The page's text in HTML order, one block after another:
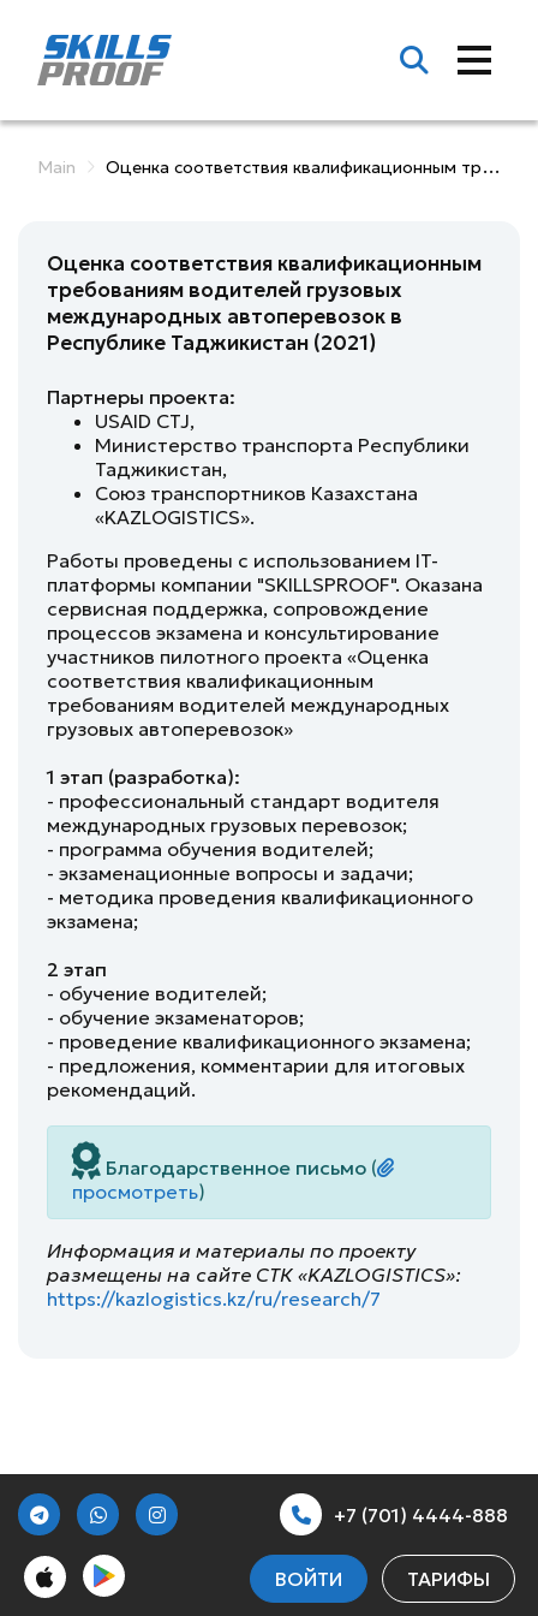
Main Оценка соответствия квалификационным требованиям водителей г...
Оценка соответствия квалификационным
требованиям водителей грузовых
международных автоперевозок в
Республике Таджикистан (2021)
Партнеры проекта:
USAID СTJ,
Министерство транспорта Республики
Таджикистан,
Союз транспортников Казахстана
«KAZLOGISTICS».
Работы проведены с использованием IT-
платформы компании "SKILLSPROOF". Оказана
сервисная поддержка, сопровождение
процессов экзамена и консультирование
участников пилотного проекта «Оценка
соответствия квалификационным
требованиям водителей международных
грузовых автоперевозок»
1 этап (разработка):
- профессиональный стандарт водителя
международных грузовых перевозок;
- программа обучения водителей;
- экзаменационные вопросы и задачи;
- методика проведения квалификационного
экзамена;
2 этап
- обучение водителей;
- обучение экзаменаторов;
- проведение квалификационного экзамена;
- предложения, комментарии для итоговых
рекомендаций.
Благодарственное письмо (
просмотреть)
Информация и материалы по проекту
размещены на сайте СТК «KAZLOGISTICS»:
https://kazlogistics.kz/ru/research/7
+7 (701) 4444-888
ВОЙТИ ТАРИФЫ